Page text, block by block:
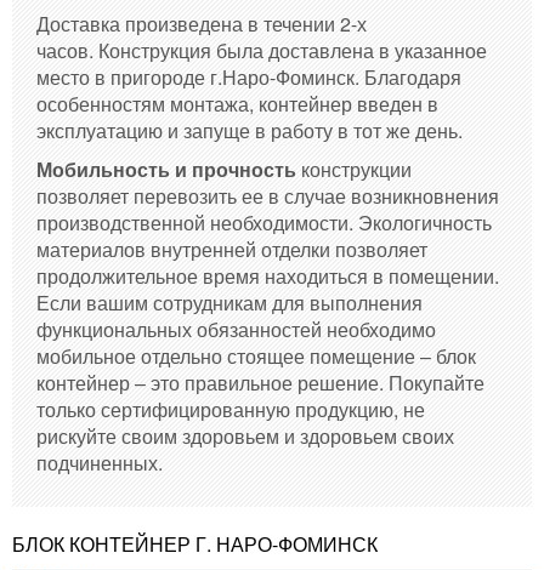
Доставка произведена в течении 2-х
часов. Конструкция была доставлена в указанное
место в пригороде г.Наро-Фоминск. Благодаря
особенностям монтажа, контейнер введен в
эксплуатацию и запуще в работу в тот же день.
Мобильность и прочность конструкции
позволяет перевозить ее в случае возникновнения
производственной необходимости. Экологичность
материалов внутренней отделки позволяет
продолжительное время находиться в помещении.
Если вашим сотрудникам для выполнения
функциональных обязанностей необходимо
мобильное отдельно стоящее помещение – блок
контейнер – это правильное решение. Покупайте
только сертифицированную продукцию, не
рискуйте своим здоровьем и здоровьем своих
подчиненных.
БЛОК КОНТЕЙНЕР Г. НАРО-ФОМИНСК